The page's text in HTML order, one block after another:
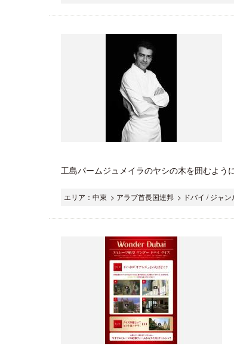
工島パームジュメイラのヤシの木を囲むよ
エリア：中東 > アラブ首長国連邦 > ドバイ / ジャ